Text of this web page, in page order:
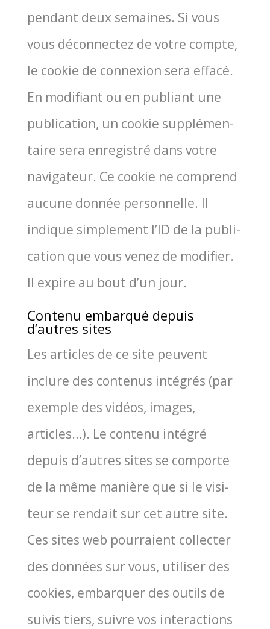
pen­dant deux semaines. Si vous
vous décon­nec­tez de votre compte,
le cookie de connexion sera effa­cé.
En modi­fiant ou en publiant une
publi­ca­tion, un cookie sup­plé­men­
taire sera enre­gis­tré dans votre
navi­ga­teur. Ce cookie ne com­prend
aucune don­née per­son­nelle. Il
indique sim­ple­ment l’ID de la publi­
ca­tion que vous venez de modi­fier.
Il expire au bout d’un jour.
Contenu embarqué depuis
d’autres sites
Les articles de ce site peuvent
inclure des conte­nus inté­grés (par
exemple des vidéos, images,
articles…). Le conte­nu inté­gré
depuis d’autres sites se com­porte
de la même manière que si le visi­
teur se ren­dait sur cet autre site.
Ces sites web pour­raient col­lec­ter
des don­nées sur vous, uti­li­ser des
cookies, embar­quer des outils de
sui­vis tiers, suivre vos inter­ac­tions